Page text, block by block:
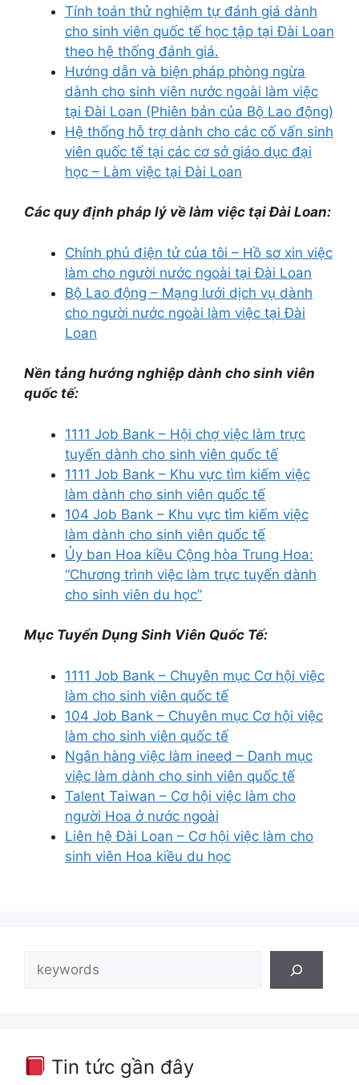
Tính toán thử nghiệm tự đánh giá dành
cho sinh viên quốc tế học tập tại Đài Loan
theo hệ thống đánh giá.
Hướng dẫn và biện pháp phòng ngừa
dành cho sinh viên nước ngoài làm việc
tại Đài Loan (Phiên bản của Bộ Lao động)
Hệ thống hỗ trợ dành cho các cố vấn sinh
viên quốc tế tại các cơ sở giáo dục đại
học – Làm việc tại Đài Loan
Các quy định pháp lý về làm việc tại Đài Loan:
Chính phủ điện tử của tôi – Hồ sơ xin việc
làm cho người nước ngoài tại Đài Loan
Bộ Lao động – Mạng lưới dịch vụ dành
cho người nước ngoài làm việc tại Đài
Loan
Nền tảng hướng nghiệp dành cho sinh viên
quốc tế:
1111 Job Bank – Hội chợ việc làm trực
tuyến dành cho sinh viên quốc tế
1111 Job Bank – Khu vực tìm kiếm việc
làm dành cho sinh viên quốc tế
104 Job Bank – Khu vực tìm kiếm việc
làm dành cho sinh viên quốc tế
Ủy ban Hoa kiều Cộng hòa Trung Hoa:
“Chương trình việc làm trực tuyến dành
cho sinh viên du học”
Mục Tuyển Dụng Sinh Viên Quốc Tế:
1111 Job Bank – Chuyên mục Cơ hội việc
làm cho sinh viên quốc tế
104 Job Bank – Chuyên mục Cơ hội việc
làm cho sinh viên quốc tế
Ngân hàng việc làm ineed – Danh mục
việc làm dành cho sinh viên quốc tế
Talent Taiwan – Cơ hội việc làm cho
người Hoa ở nước ngoài
Liên hệ Đài Loan – Cơ hội việc làm cho
sinh viên Hoa kiều du học
Tìm
kiếm
Tin tức gần đây